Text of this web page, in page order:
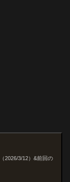
2026/3/12）&前回の